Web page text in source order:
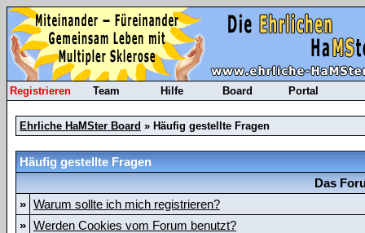
Registrieren Team Hilfe Board Portal
Ehrliche HaMSter Board » Häufig gestellte Fragen
Häufig gestellte Fragen
Das
» Warum sollte ich mich registrieren?
» Werden Cookies vom Forum benutzt?